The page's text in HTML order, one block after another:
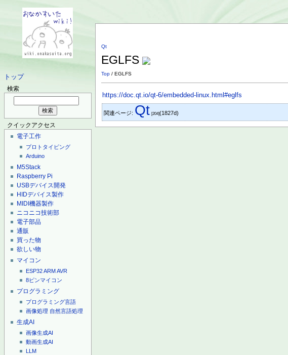
トップ
検索
クイックアクセス
電子工作
プロトタイピング
Arduino
M5Stack
Raspberry Pi
USBデバイス開発
HIDデバイス製作
MIDI機器製作
ニコニコ技術部
電子部品
通販
買った物
欲しい物
マイコン
ESP32ARMAVR
8ピンマイコン
プログラミング
プログラミング言語
画像処理 自然言語処理
生成AI
画像生成AI
動画生成AI
LLM
Qt
EGLFS
Top / EGLFS
https://doc.qt.io/qt-6/embedded-linux.html#eglfs
関連ページ: Qt [204](1827d)